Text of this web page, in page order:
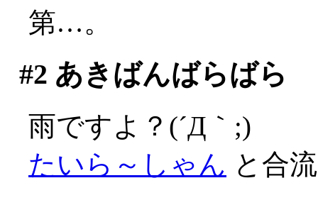
第…。
#2 あきばんばらばら
雨ですよ？(´Д｀;)
たいら～しゃん と合